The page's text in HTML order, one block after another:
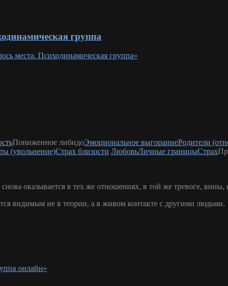
группа
Пониженное либидоЭмоциональное выгораниеРодители
(увольнение)Страх близости ЛюбовьЛичные границыСтрах
оказывается в тех же отношениях, в той же тревоге, вины,
видимым не в теории, а в живом контакте с другими людьми.